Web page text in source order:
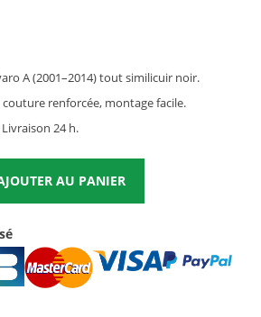
A (2001–2014) tout similicuir noir.
couture renforcée, montage facile.
24 h.
AU PANIER